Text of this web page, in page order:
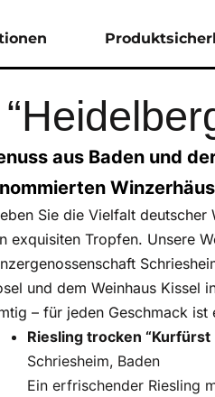
aus Baden und
Sie die Vielfalt deutscher
exquisiten Tropfen. Unsere
und dem Weinhaus Kissel
– für jeden Geschmack ist
Riesling trocken “Kurfürst
Schriesheim, Baden
Ein erfrischender Riesling